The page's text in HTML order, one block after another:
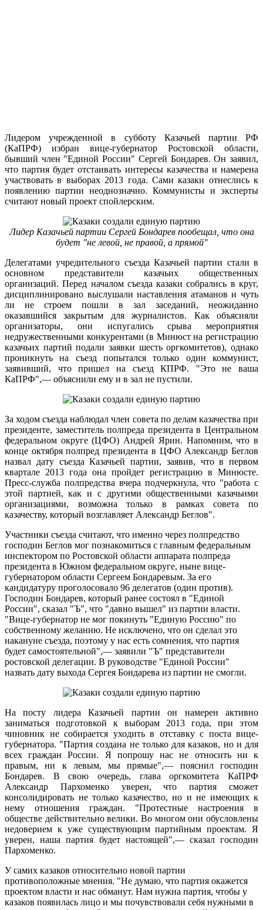
Лидером учрежденной в субботу Казачьей партии РФ
(КаПРФ) избран вице-губернатор Ростовской области,
бывший член "Единой России" Сергей Бондарев. Он заявил,
что партия будет отстаивать интересы казачества и намерена
участвовать в выборах 2013 года. Сами казаки отнеслись к
появлению партии неоднозначно. Коммунисты и эксперты
считают новый проект спойлерским.
Лидер Казачьей партии Сергей Бондарев пообещал, что она
будет "не левой, не правой, а прямой"
Делегатами учредительного съезда Казачьей партии стали в
основном представители казачьих общественных
организаций. Перед началом съезда казаки собрались в круг,
дисциплинировано выслушали наставления атаманов и чуть
ли не строем пошли в зал заседаний, неожиданно
оказавшийся закрытым для журналистов. Как объясняли
организаторы, они испугались срыва мероприятия
недружественными конкурентами (в Минюст на регистрацию
казачьих партий подали заявки шесть оргкомитетов), однако
проникнуть на съезд попытался только один коммунист,
заявивший, что пришел на съезд КПРФ. "Это не ваша
КаПРФ",— объяснили ему и в зал не пустили.
За ходом съезда наблюдал член совета по делам казачества при
президенте, заместитель полпреда президента в Центральном
федеральном округе (ЦФО) Андрей Ярин. Напомним, что в
конце октября полпред президента в ЦФО Александр Беглов
назвал дату съезда Казачьей партии, заявив, что в первом
квартале 2013 года она пройдет регистрацию в Минюсте.
Пресс-служба полпредства вчера подчеркнула, что "работа с
этой партией, как и с другими общественными казачьими
организациями, возможна только в рамках совета по
казачеству, который возглавляет Александр Беглов".
Участники съезда считают, что именно через полпредство
господин Беглов мог познакомиться с главным федеральным
инспектором по Ростовской области аппарата полпреда
президента в Южном федеральном округе, ныне вице-
губернатором области Сергеем Бондаревым. За его
кандидатуру проголосовало 96 делегатов (один против).
Господин Бондарев, который ранее состоял в "Единой
России", сказал "Ъ", что "давно вышел" из партии власти.
"Вице-губернатор не мог покинуть "Единую Россию" по
собственному желанию. Не исключено, что он сделал это
накануне съезда, поэтому у нас есть сомнения, что партия
будет самостоятельной",— заявили "Ъ" представители
ростовской делегации. В руководстве "Единой России"
назвать дату выхода Сергея Бондарева из партии не смогли.
На посту лидера Казачьей партии он намерен активно
заниматься подготовкой к выборам 2013 года, при этом
чиновник не собирается уходить в отставку с поста вице-
губернатора. "Партия создана не только для казаков, но и для
всех граждан России. Я попрошу нас не относить ни к
правым, ни к левым, мы прямые",— пояснил господин
Бондарев. В свою очередь, глава оргкомитета КаПРФ
Александр Пархоменко уверен, что партия сможет
консолидировать не только казачество, но и не имеющих к
нему отношения граждан. "Протестные настроения в
обществе действительно велики. Во многом они обусловлены
недоверием к уже существующим партийным проектам. Я
уверен, наша партия будет настоящей",— сказал господин
Пархоменко.
У самих казаков относительно новой партии
противоположные мнения. "Не думаю, что партия окажется
проектом власти и нас обманут. Нам нужна партия, чтобы у
казаков появилась лицо и мы почувствовали себя нужными в